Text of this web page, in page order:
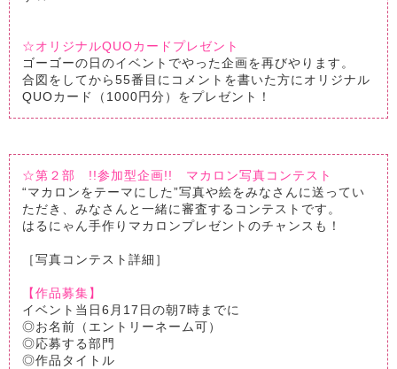
☆オリジナルQUOカードプレゼント
ゴーゴーの日のイベントでやった企画を再びやります。
合図をしてから55番目にコメントを書いた方にオリジナル
QUOカード（1000円分）をプレゼント！
☆第２部 !!参加型企画!! マカロン写真コンテスト
“マカロンをテーマにした”写真や絵をみなさんに送ってい
ただき、みなさんと一緒に審査するコンテストです。
はるにゃん手作りマカロンプレゼントのチャンスも！
［写真コンテスト詳細］
【作品募集】
イベント当日6月17日の朝7時までに
◎お名前（エントリーネーム可）
◎応募する部門
◎作品タイトル